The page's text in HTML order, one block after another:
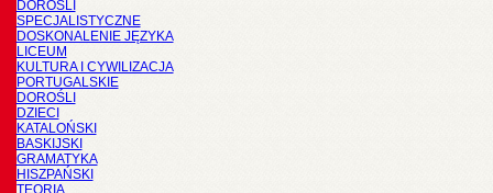
DOROŚLI
SPECJALISTYCZNE
DOSKONALENIE JĘZYKA
LICEUM
KULTURA I CYWILIZACJA
PORTUGALSKIE
DOROŚLI
DZIECI
KATALOŃSKI
BASKIJSKI
GRAMATYKA
HISZPAŃSKI
TEORIA